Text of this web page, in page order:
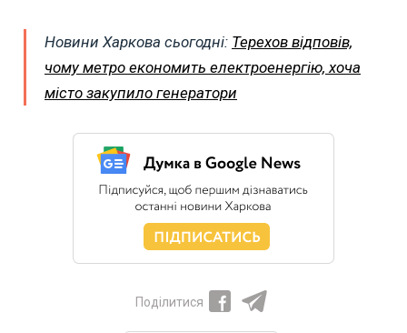
Новини Харкова сьогодні: Терехов відповів,
чому метро економить електроенергію, хоча
місто закупило генератори
Поділитися